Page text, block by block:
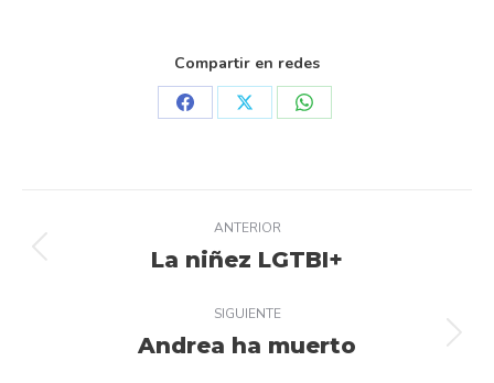
Compartir en redes
Share
Share
Share
Navegación
entre
publicaciones
ANTERIOR
Publicación
La niñez LGTBI+
SIGUIENTE
Publicación
Andrea ha muerto